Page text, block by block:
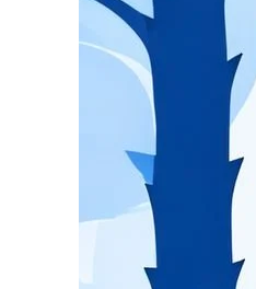
O helicóptero
odor de queimado
preventivo em uma
Segundo
painel da
preventivo. Após
mecânico.
Com a situação